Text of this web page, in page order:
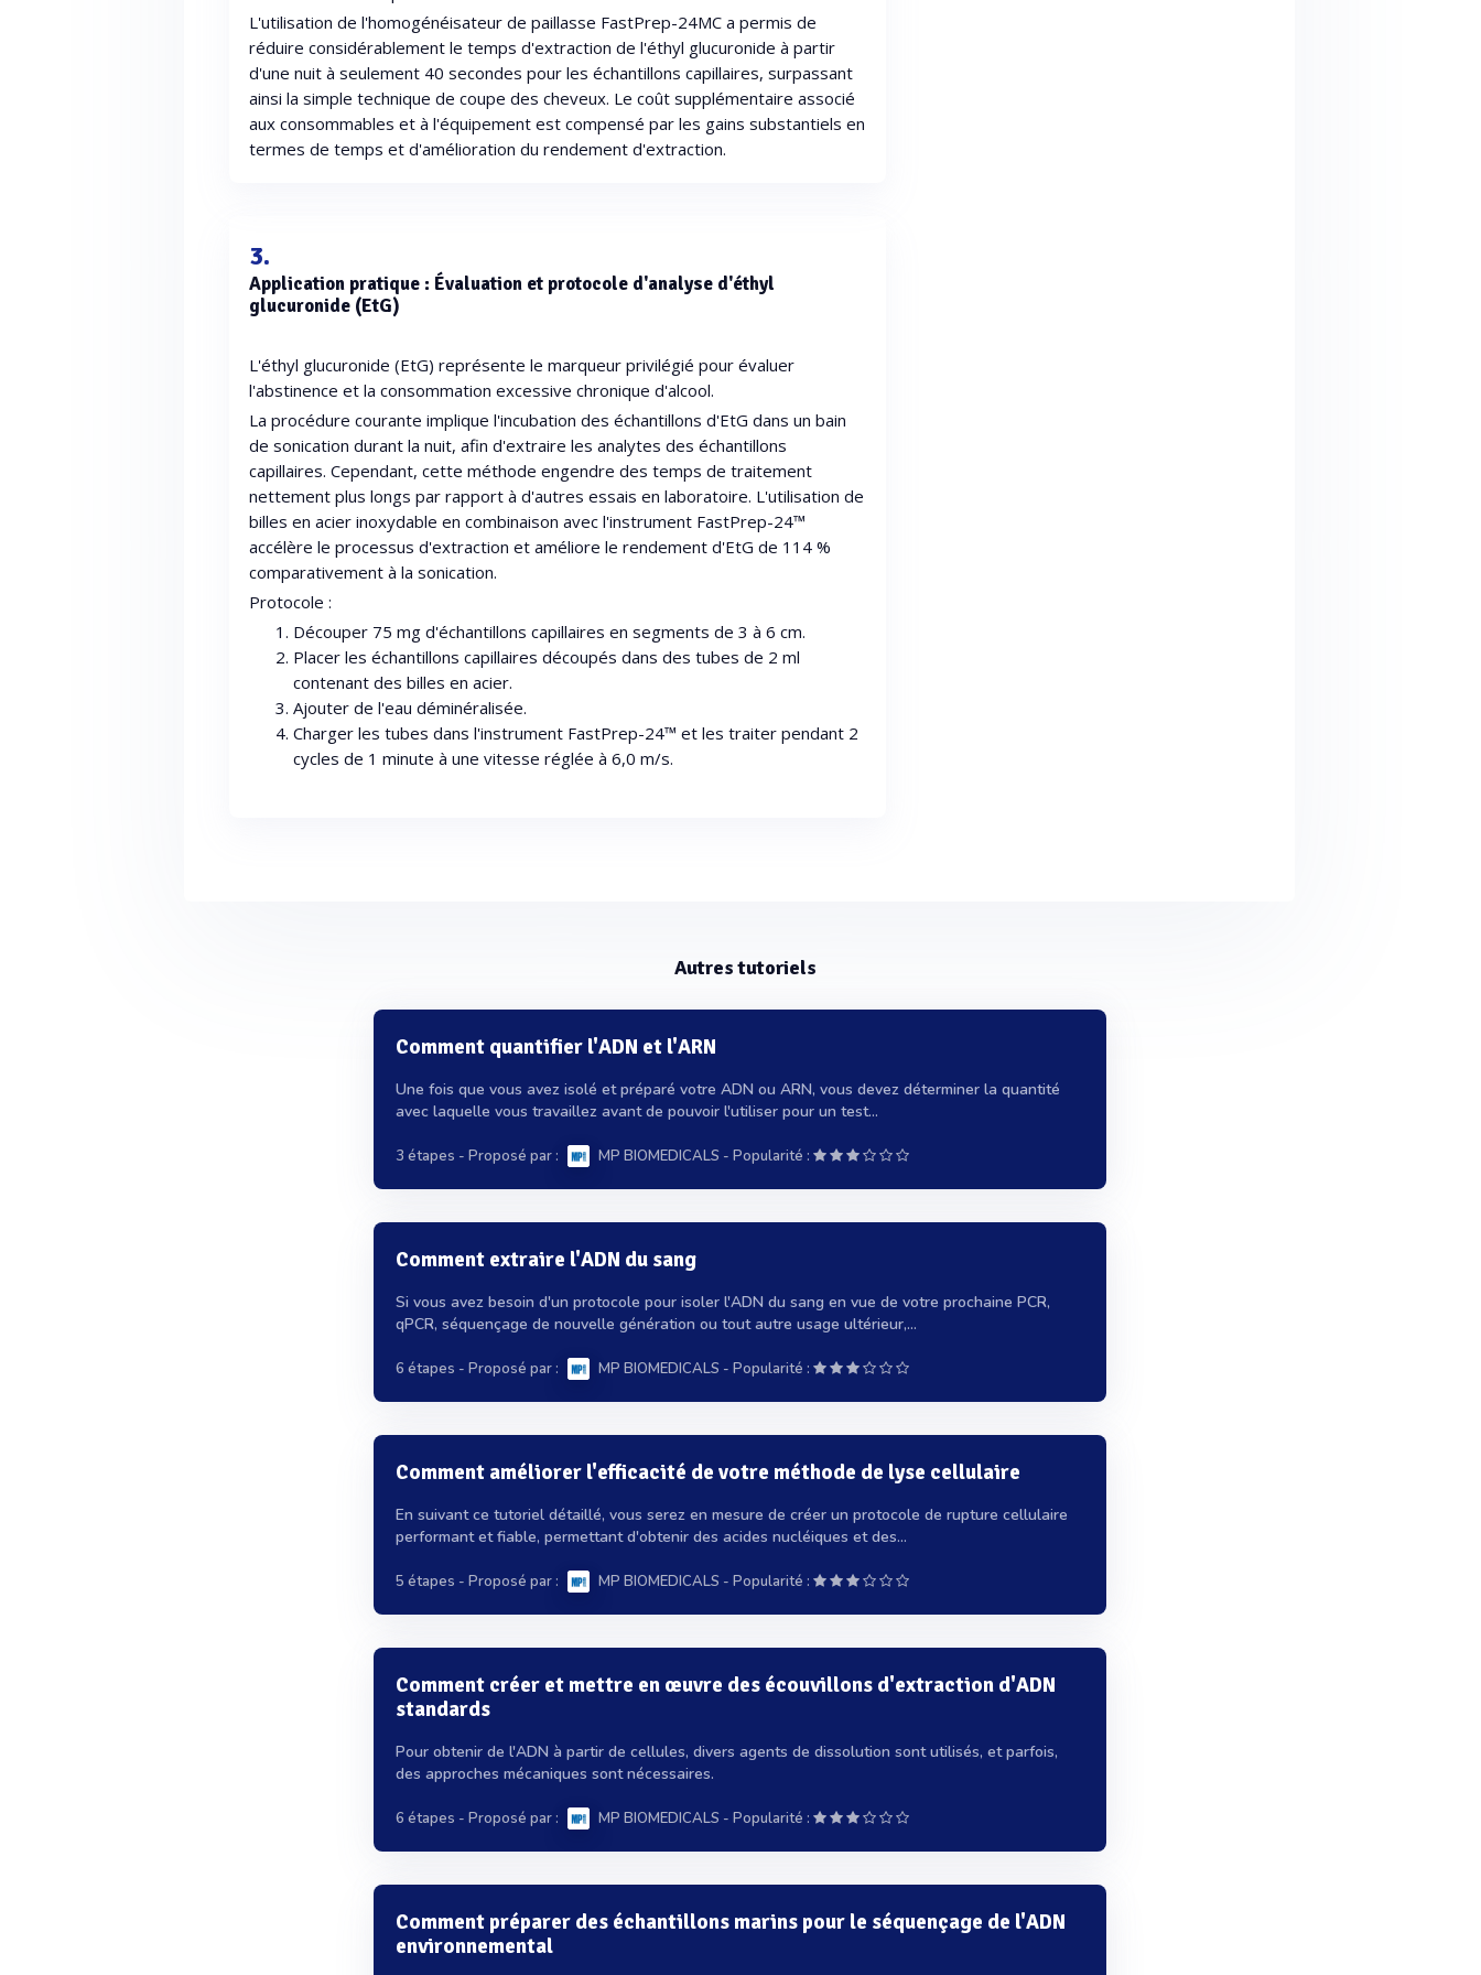
L'utilisation de l'homogénéisateur de paillasse FastPrep-24MC a permis de
réduire considérablement le temps d'extraction de l'éthyl glucuronide à partir
d'une nuit à seulement 40 secondes pour les échantillons capillaires, surpassant
ainsi la simple technique de coupe des cheveux. Le coût supplémentaire associé
aux consommables et à l'équipement est compensé par les gains substantiels en
termes de temps et d'amélioration du rendement d'extraction.
3.
Application pratique : Évaluation et protocole d'analyse d'éthyl
glucuronide (EtG)
L'éthyl glucuronide (EtG) représente le marqueur privilégié pour évaluer
l'abstinence et la consommation excessive chronique d'alcool.
La procédure courante implique l'incubation des échantillons d'EtG dans un bain
de sonication durant la nuit, afin d'extraire les analytes des échantillons
capillaires. Cependant, cette méthode engendre des temps de traitement
nettement plus longs par rapport à d'autres essais en laboratoire. L'utilisation de
billes en acier inoxydable en combinaison avec l'instrument FastPrep-24™
accélère le processus d'extraction et améliore le rendement d'EtG de 114 %
comparativement à la sonication.
Protocole :
Découper 75 mg d'échantillons capillaires en segments de 3 à 6 cm.
Placer les échantillons capillaires découpés dans des tubes de 2 ml
contenant des billes en acier.
Ajouter de l'eau déminéralisée.
Charger les tubes dans l'instrument FastPrep-24™ et les traiter pendant 2
cycles de 1 minute à une vitesse réglée à 6,0 m/s.
Autres tutoriels
Comment quantifier l'ADN et l'ARN
Une fois que vous avez isolé et préparé votre ADN ou ARN, vous devez déterminer la quantité
avec laquelle vous travaillez avant de pouvoir l'utiliser pour un test...
3 étapes - Proposé par : MP BIOMEDICALS - Popularité :
Comment extraire l'ADN du sang
Si vous avez besoin d'un protocole pour isoler l'ADN du sang en vue de votre prochaine PCR,
qPCR, séquençage de nouvelle génération ou tout autre usage ultérieur,...
6 étapes - Proposé par : MP BIOMEDICALS - Popularité :
Comment améliorer l'efficacité de votre méthode de lyse cellulaire
En suivant ce tutoriel détaillé, vous serez en mesure de créer un protocole de rupture cellulaire
performant et fiable, permettant d'obtenir des acides nucléiques et des...
5 étapes - Proposé par : MP BIOMEDICALS - Popularité :
Comment créer et mettre en œuvre des écouvillons d'extraction d'ADN
standards
Pour obtenir de l'ADN à partir de cellules, divers agents de dissolution sont utilisés, et parfois,
des approches mécaniques sont nécessaires.
6 étapes - Proposé par : MP BIOMEDICALS - Popularité :
Comment préparer des échantillons marins pour le séquençage de l'ADN
environnemental